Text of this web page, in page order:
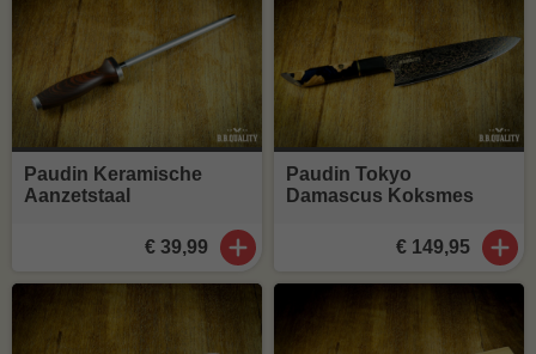
Paudin Keramische
Aanzetstaal
€ 39,99
Paudin Tokyo
Damascus Koksmes
€ 149,95